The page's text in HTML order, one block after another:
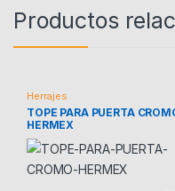
Productos
Herrajes
TOPE PARA PUERTA
HERMEX